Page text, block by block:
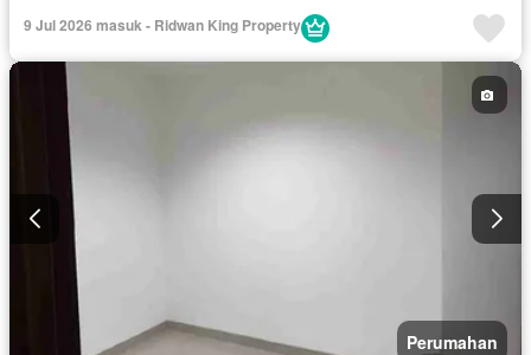
Lapangan tenis
9 Jul 2026 masuk - Ridwan King Property
Perumahan